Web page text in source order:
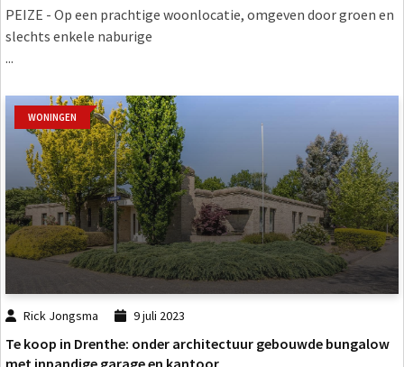
PEIZE - Op een prachtige woonlocatie, omgeven door groen en
slechts enkele naburige
...
WONINGEN
Rick Jongsma 9 juli 2023
Te koop in Drenthe: onder architectuur gebouwde bungalow
met inpandige garage en kantoor